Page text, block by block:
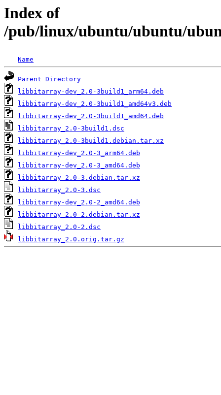
Index of
/pub/linux/ubuntu/ubuntu/
Name
Parent Directory
libbitarray-dev_2.0-3build1_arm64.deb
libbitarray-dev_2.0-3build1_amd64v3.deb
libbitarray-dev_2.0-3build1_amd64.deb
libbitarray_2.0-3build1.dsc
libbitarray_2.0-3build1.debian.tar.xz
libbitarray-dev_2.0-3_arm64.deb
libbitarray-dev_2.0-3_amd64.deb
libbitarray_2.0-3.debian.tar.xz
libbitarray_2.0-3.dsc
libbitarray-dev_2.0-2_amd64.deb
libbitarray_2.0-2.debian.tar.xz
libbitarray_2.0-2.dsc
libbitarray_2.0.orig.tar.gz